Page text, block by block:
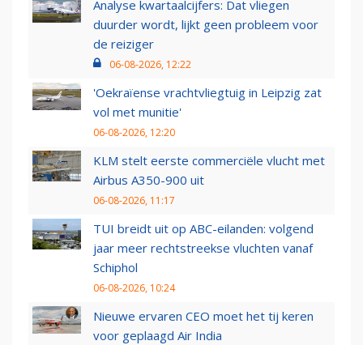
Analyse kwartaalcijfers: Dat vliegen
duurder wordt, lijkt geen probleem voor
de reiziger
06-08-2026, 12:22
'Oekraïense vrachtvliegtuig in Leipzig zat
vol met munitie'
06-08-2026, 12:20
KLM stelt eerste commerciële vlucht met
Airbus A350-900 uit
06-08-2026, 11:17
TUI breidt uit op ABC-eilanden: volgend
jaar meer rechtstreekse vluchten vanaf
Schiphol
06-08-2026, 10:24
Nieuwe ervaren CEO moet het tij keren
voor geplaagd Air India